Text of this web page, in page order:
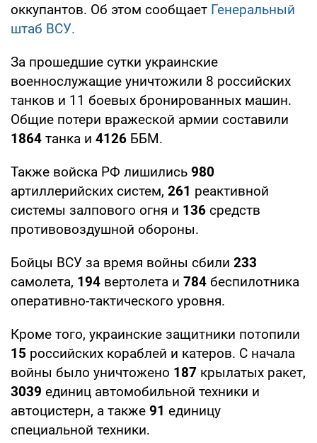
оккупантов. Об этом сообщает Генеральный
штаб ВСУ.
За прошедшие сутки украинские
военнослужащие уничтожили 8 российских
танков и 11 боевых бронированных машин.
Общие потери вражеской армии составили
1864 танка и 4126 ББМ.
Также войска РФ лишились 980
артиллерийских систем, 261 реактивной
системы залпового огня и 136 средств
противовоздушной обороны.
Бойцы ВСУ за время войны сбили 233
самолета, 194 вертолета и 784 беспилотника
оперативно-тактического уровня.
Кроме того, украинские защитники потопили
15 российских кораблей и катеров. С начала
войны было уничтожено 187 крылатых ракет,
3039 единиц автомобильной техники и
автоцистерн, а также 91 единицу
специальной техники.